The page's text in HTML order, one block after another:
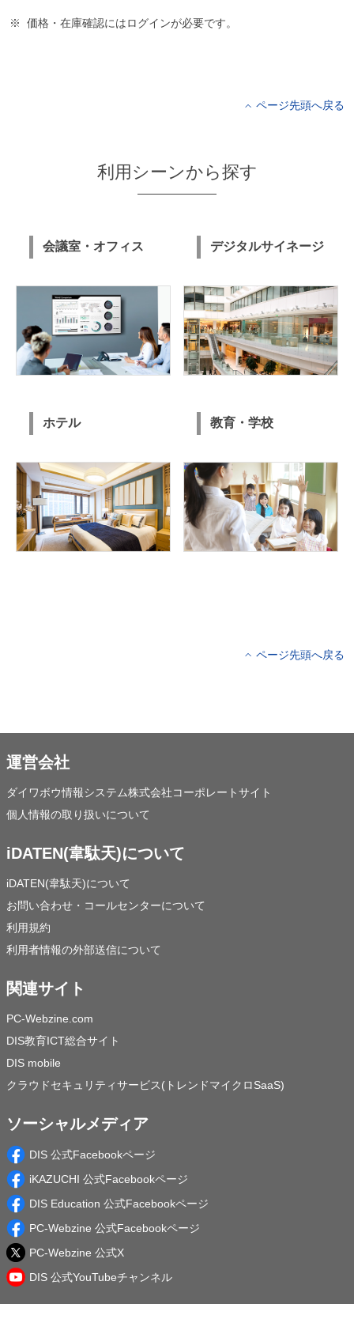
価格・在庫確認にはログインが必要です。
ページ先頭へ戻る
利用シーンから探す
会議室・オフィス デジタルサイネージ
ホテル 教育・学校
ページ先頭へ戻る
運営会社
ダイワボウ情報システム株式会社コーポレートサイト
個人情報の取り扱いについて
iDATEN(韋駄天)について
iDATEN(韋駄天)について
お問い合わせ・コールセンターについて
利用規約
利用者情報の外部送信について
関連サイト
PC-Webzine.com
DIS教育ICT総合サイト
DIS mobile
クラウドセキュリティサービス(トレンドマイクロSaaS)
ソーシャルメディア
DIS 公式Facebookページ
iKAZUCHI 公式Facebookページ
DIS Education 公式Facebookページ
PC-Webzine 公式Facebookページ
PC-Webzine 公式X
DIS 公式YouTubeチャンネル